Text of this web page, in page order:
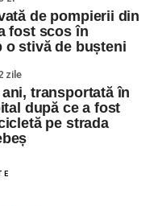
preferată
News
data de 10 august 2026
multe domenii de
cu experiență,
locurile de muncă
oficială ANOFM,
asemenea, informații
de pompierii din
fost scos în
o stivă de bușteni
zile
ani, transportată în
după ce a fost
pe strada